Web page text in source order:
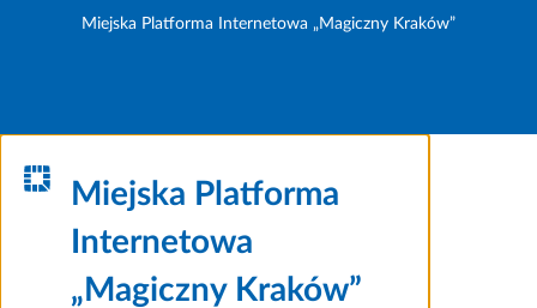
Miejska Platforma Internetowa „Magiczny Kraków”
Miejska Platforma
Internetowa
„Magiczny Kraków”